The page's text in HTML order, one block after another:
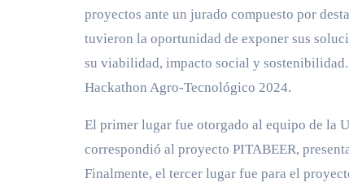
proyectos ante un jurado compuesto por
tuvieron la oportunidad de exponer sus
su viabilidad, impacto social y
Hackathon Agro-Tecnológico 2024.
El primer lugar fue otorgado al equipo de la
correspondió al proyecto PITABEER,
Finalmente, el tercer lugar fue para el